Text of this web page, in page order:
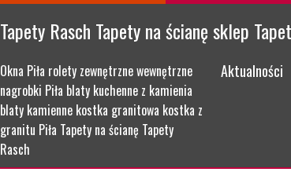
Tapety Rasch Tapety na ścianę sklep
Okna Piła rolety zewnętrzne wewnętrzne
nagrobki Piła blaty kuchenne z kamienia
blaty kamienne kostka granitowa kostka z
granitu Piła Tapety na ścianę Tapety
Rasch
Menu
Skip to
Aktualności